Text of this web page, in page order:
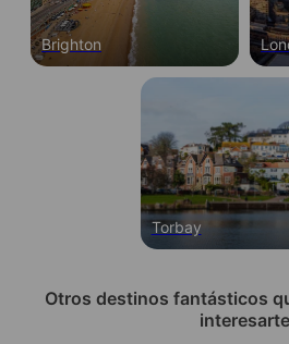
Brighton
Torbay
Otros destinos fantásticos
interesarte